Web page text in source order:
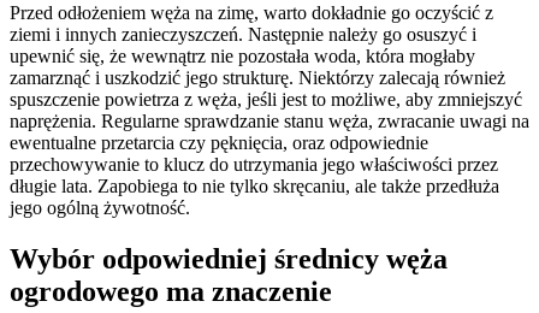
Przed odłożeniem węża na zimę, warto dokładnie go oczyścić z
ziemi i innych zanieczyszczeń. Następnie należy go osuszyć i
upewnić się, że wewnątrz nie pozostała woda, która mogłaby
zamarznąć i uszkodzić jego strukturę. Niektórzy zalecają również
spuszczenie powietrza z węża, jeśli jest to możliwe, aby zmniejszyć
naprężenia. Regularne sprawdzanie stanu węża, zwracanie uwagi na
ewentualne przetarcia czy pęknięcia, oraz odpowiednie
przechowywanie to klucz do utrzymania jego właściwości przez
długie lata. Zapobiega to nie tylko skręcaniu, ale także przedłuża
jego ogólną żywotność.
Wybór odpowiedniej średnicy węża
ogrodowego ma znaczenie